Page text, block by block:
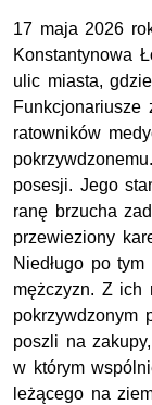
17 maja 2026
Konstantynowa
ulic miasta,
Funkcjonariusze
ratowników
posesji. Jego
ranę brzucha
przewieziony
Niedługo po
mężczyzn. Z ich
pokrzywdzonym
poszli na
w którym
leżącego na